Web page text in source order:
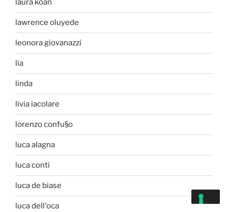
laura koan
lawrence oluyede
leonora giovanazzi
lia
linda
livia iacolare
lorenzo confu§o
luca alagna
luca conti
luca de biase
luca dell'oca